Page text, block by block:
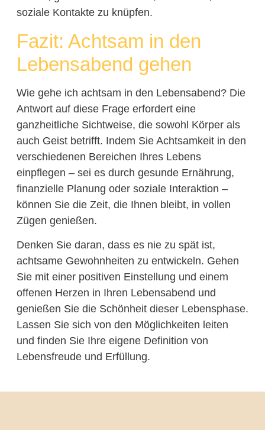
soziale Kontakte zu knüpfen.
Fazit: Achtsam in den
Lebensabend gehen
Wie gehe ich achtsam in den Lebensabend? Die
Antwort auf diese Frage erfordert eine
ganzheitliche Sichtweise, die sowohl Körper als
auch Geist betrifft. Indem Sie Achtsamkeit in den
verschiedenen Bereichen Ihres Lebens
einpflegen – sei es durch gesunde Ernährung,
finanzielle Planung oder soziale Interaktion –
können Sie die Zeit, die Ihnen bleibt, in vollen
Zügen genießen.
Denken Sie daran, dass es nie zu spät ist,
achtsame Gewohnheiten zu entwickeln. Gehen
Sie mit einer positiven Einstellung und einem
offenen Herzen in Ihren Lebensabend und
genießen Sie die Schönheit dieser Lebensphase.
Lassen Sie sich von den Möglichkeiten leiten
und finden Sie Ihre eigene Definition von
Lebensfreude und Erfüllung.